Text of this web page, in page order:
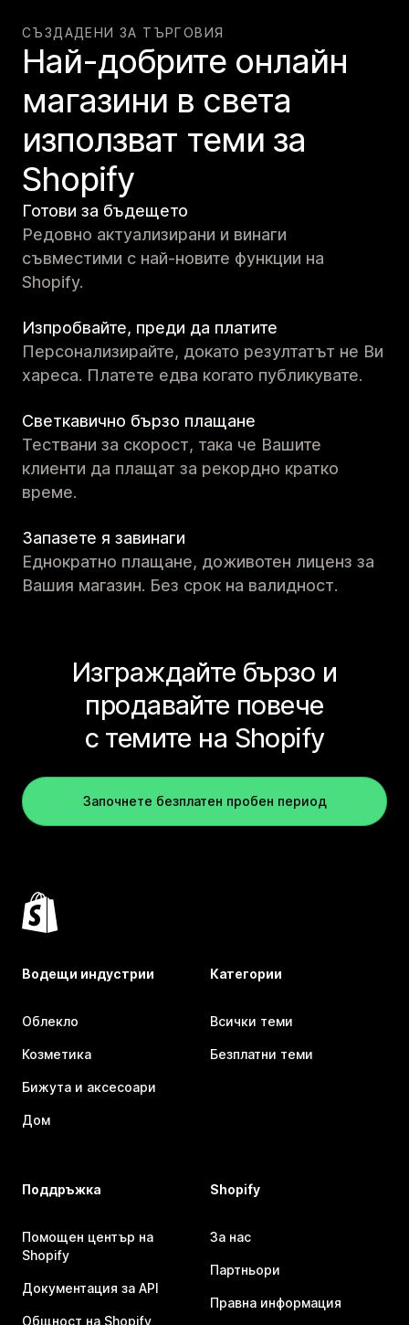
СЪЗДАДЕНИ ЗА ТЪРГОВИЯ
Най-добрите онлайн
магазини в света
използват теми за
Shopify
Готови за бъдещето
Редовно актуализирани и винаги
съвместими с най-новите функции на
Shopify.
Изпробвайте, преди да платите
Персонализирайте, докато резултатът не Ви
хареса. Платете едва когато публикувате.
Светкавично бързо плащане
Тествани за скорост, така че Вашите
клиенти да плащат за рекордно кратко
време.
Запазете я завинаги
Еднократно плащане, доживотен лиценз за
Вашия магазин. Без срок на валидност.
Изграждайте бързо и
продавайте повече
с темите на Shopify
Започнете безплатен пробен период
Водещи индустрии
Облекло
Козметика
Бижута и аксесоари
Дом
Категории
Всички теми
Безплатни теми
Поддръжка
Помощен център на
Shopify
Документация за API
Общност на Shopify
Shopify
За нас
Партньори
Правна информация